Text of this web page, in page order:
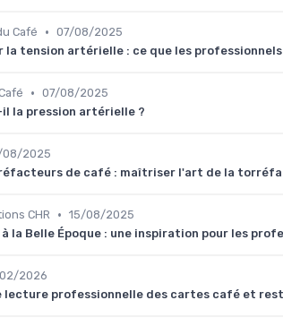
Café • 07/08/2025
la tension artérielle : ce que les
• 07/08/2025
la pression artérielle ?
08/2025
de café : maîtriser l'art de la
CHR • 15/08/2025
à la Belle Époque : une inspiration pour les
2026
lecture professionnelle des cartes café et